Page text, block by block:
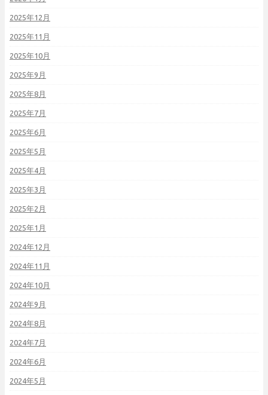
2025年12月
2025年11月
2025年10月
2025年9月
2025年8月
2025年7月
2025年6月
2025年5月
2025年4月
2025年3月
2025年2月
2025年1月
2024年12月
2024年11月
2024年10月
2024年9月
2024年8月
2024年7月
2024年6月
2024年5月